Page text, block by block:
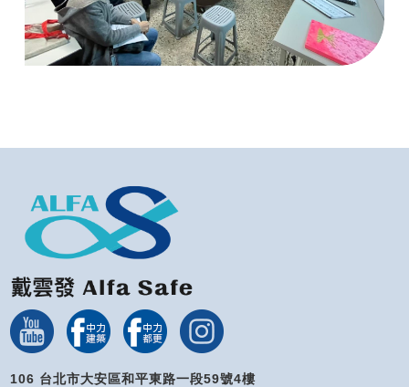
106 台北市大安區和平東路一段59號4樓